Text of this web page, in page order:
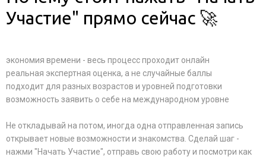
Участие" прямо сейчас 🚀
экономия времени - весь процесс проходит онлайн
реальная экспертная оценка, а не случайные баллы
подходит для разных возрастов и уровней подготовки
возможность заявить о себе на международном уровне
Не откладывай на потом, иногда одна отправленная запись
открывает новые возможности и знакомства. Сделай шаг -
нажми "Начать Участие", отправь свою работу и посмотри как